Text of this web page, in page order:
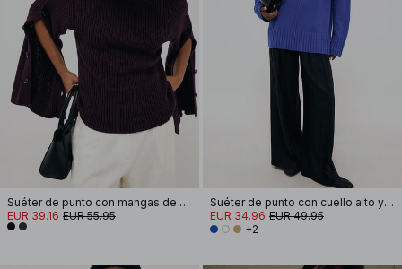
Suéter de punto con mangas de botón
EUR 39.16 EUR 55.95
Suéter de punto con cuello alto y detalle de costura
EUR 34.96 EUR 49.95
+2